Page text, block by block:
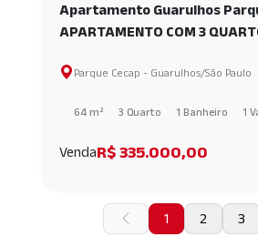
Apartamento Guarulhos
APARTAMENTO COM 3
GUARULHOS.GRU/SP. AI64790
Parque Cecap - Guarulhos/São Paulo
64 m² 3 Quarto 1 Banheiro 1
VendaR$ 335.000,00
1 2 3